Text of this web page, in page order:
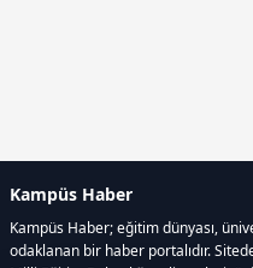
Kampüs Haber
Kampüs Haber; eğitim dünyası,
odaklanan bir haber portalıdır.